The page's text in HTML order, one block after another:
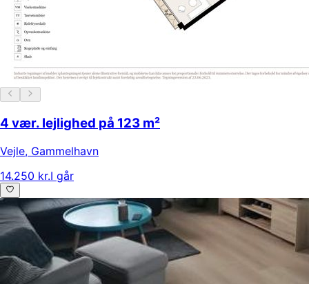
4 vær. lejlighed på 123 m²
Vejle, Gammelhavn
14.250 kr.I går